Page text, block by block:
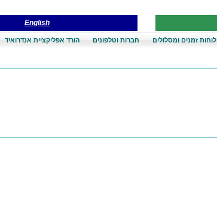
English
לוחות זמנים ומסלולים חברות וטלפונים הורד אפליקציית אנדרואיד